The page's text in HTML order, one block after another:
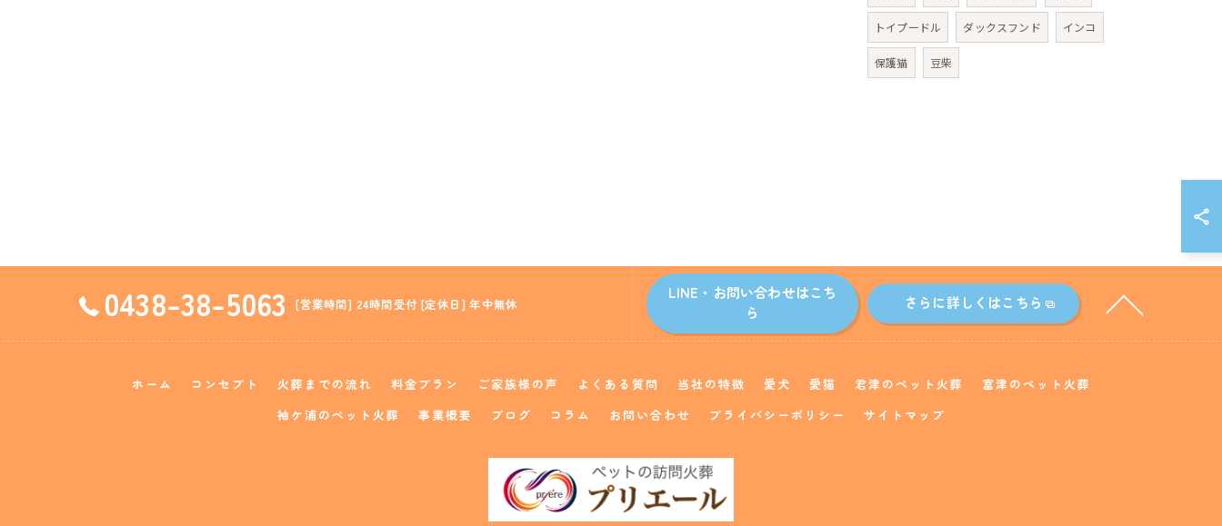
トイプードル ダックスフンド インコ
保護猫 豆柴
0438-38-5063 [営業時間] 24時間受付 [定休日] 年中無休
LINE・お問い合わせはこち
ら
さらに詳しくはこちら
ホーム コンセプト 火葬までの流れ 料金プラン ご家族様の声 よくある質問 当社の特徴 愛犬 愛猫 君津のペット火葬
富津のペット火葬
袖ケ浦のペット火葬
事業概要 ブログ コラム お問い合わせ プライバシーポリシー サイトマップ